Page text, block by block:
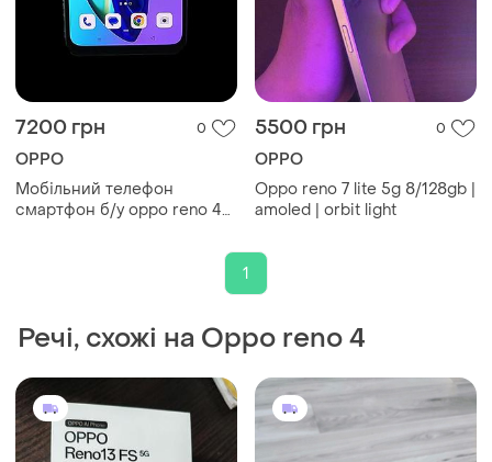
7200 грн 0
OPPO
Мобільний телефон
смартфон б/у oppo reno 4
5500 грн 0
OPPO
Oppo reno 7 lite 5g 8/128gb |
amoled | orbit light
1
Речі, схожі на Oppo reno 4